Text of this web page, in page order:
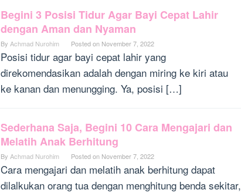
Begini 3 Posisi Tidur Agar Bayi Cepat Lahir
dengan Aman dan Nyaman
By Achmad Nurohim Posted on November 7, 2022
Posisi tidur agar bayi cepat lahir yang
direkomendasikan adalah dengan miring ke kiri atau
ke kanan dan menungging. Ya, posisi […]
Sederhana Saja, Begini 10 Cara Mengajari dan
Melatih Anak Berhitung
By Achmad Nurohim Posted on November 7, 2022
Cara mengajari dan melatih anak berhitung dapat
dilalkukan orang tua dengan menghitung benda sekitar,